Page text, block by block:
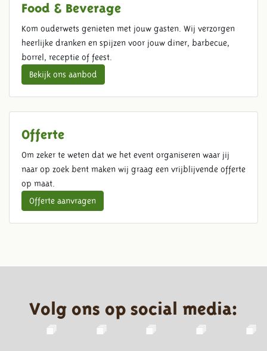
Food & Beverage
Kom ouderwets genieten met jouw gasten. Wij verzorgen
heerlijke dranken en spijzen voor jouw diner, barbecue,
borrel, receptie of feest.
Bekijk ons aanbod
Offerte
Om zeker te weten dat we het event organiseren waar jij
naar op zoek bent maken wij graag een vrijblijvende offerte
op maat.
Offerte aanvragen
Volg ons op social media: